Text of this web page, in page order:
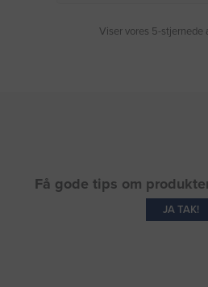
Viser vores 5-stjernede
Få gode tips om
JA TAK!